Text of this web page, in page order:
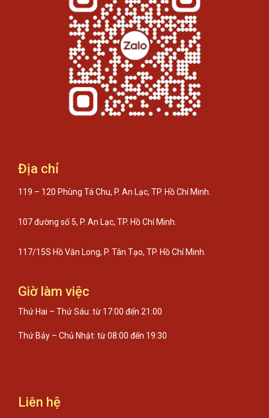
Địa chỉ
119 – 120 Phùng Tá Chu, P. An Lạc, TP. Hồ Chí Minh.
107 đường số 5, P. An Lạc, TP. Hồ Chí Minh.
117/15S Hồ Văn Long, P. Tân Tạo, TP. Hồ Chí Minh.
Giờ làm việc
Thứ Hai – Thứ Sáu: từ 17:00 đến 21:00
Thứ Bảy – Chủ Nhật: từ 08:00 đến 19:30
Liên hệ